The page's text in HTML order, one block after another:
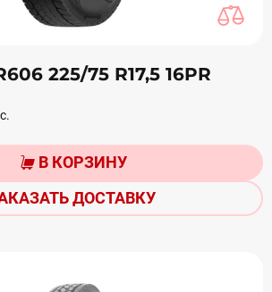
225/75 R17,5 16PR
В КОРЗИНУ
ДОСТАВКУ